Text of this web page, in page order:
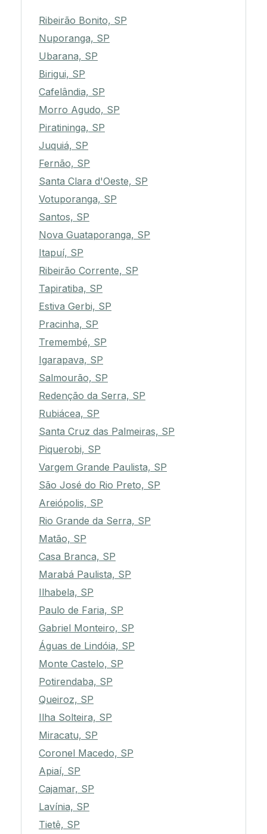
Ribeirão Bonito, SP
Nuporanga, SP
Ubarana, SP
Birigui, SP
Cafelândia, SP
Morro Agudo, SP
Piratininga, SP
Juquiá, SP
Fernão, SP
Santa Clara d'Oeste, SP
Votuporanga, SP
Santos, SP
Nova Guataporanga, SP
Itapuí, SP
Ribeirão Corrente, SP
Tapiratiba, SP
Estiva Gerbi, SP
Pracinha, SP
Tremembé, SP
Igarapava, SP
Salmourão, SP
Redenção da Serra, SP
Rubiácea, SP
Santa Cruz das Palmeiras, SP
Piquerobi, SP
Vargem Grande Paulista, SP
São José do Rio Preto, SP
Areiópolis, SP
Rio Grande da Serra, SP
Matão, SP
Casa Branca, SP
Marabá Paulista, SP
Ilhabela, SP
Paulo de Faria, SP
Gabriel Monteiro, SP
Águas de Lindóia, SP
Monte Castelo, SP
Potirendaba, SP
Queiroz, SP
Ilha Solteira, SP
Miracatu, SP
Coronel Macedo, SP
Apiaí, SP
Cajamar, SP
Lavínia, SP
Tietê, SP